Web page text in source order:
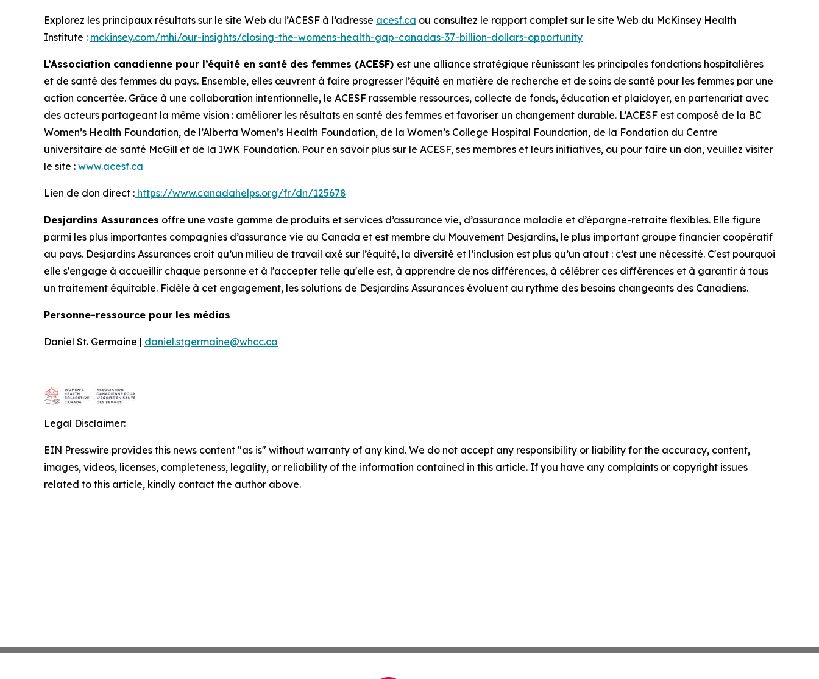
Explorez les principaux résultats sur le site Web du l’ACESF à l’adresse acesf.ca ou consultez le rapport complet sur le site Web du McKinsey Health
Institute : mckinsey.com/mhi/our-insights/closing-the-womens-health-gap-canadas-37-billion-dollars-opportunity
L’Association canadienne pour l’équité en santé des femmes (ACESF) est une alliance stratégique réunissant les principales fondations hospitalières
et de santé des femmes du pays. Ensemble, elles œuvrent à faire progresser l’équité en matière de recherche et de soins de santé pour les femmes par une
action concertée. Grâce à une collaboration intentionnelle, le ACESF rassemble ressources, collecte de fonds, éducation et plaidoyer, en partenariat avec
des acteurs partageant la même vision : améliorer les résultats en santé des femmes et favoriser un changement durable. L’ACESF est composé de la BC
Women’s Health Foundation, de l’Alberta Women’s Health Foundation, de la Women’s College Hospital Foundation, de la Fondation du Centre
universitaire de santé McGill et de la IWK Foundation. Pour en savoir plus sur le ACESF, ses membres et leurs initiatives, ou pour faire un don, veuillez visiter
le site : www.acesf.ca
Lien de don direct : https://www.canadahelps.org/fr/dn/125678
Desjardins Assurances offre une vaste gamme de produits et services d’assurance vie, d’assurance maladie et d’épargne-retraite flexibles. Elle figure
parmi les plus importantes compagnies d’assurance vie au Canada et est membre du Mouvement Desjardins, le plus important groupe financier coopératif
au pays. Desjardins Assurances croit qu’un milieu de travail axé sur l’équité, la diversité et l’inclusion est plus qu’un atout : c’est une nécessité. C'est pourquoi
elle s'engage à accueillir chaque personne et à l'accepter telle qu'elle est, à apprendre de nos différences, à célébrer ces différences et à garantir à tous
un traitement équitable. Fidèle à cet engagement, les solutions de Desjardins Assurances évoluent au rythme des besoins changeants des Canadiens.
Personne-ressource pour les médias
Daniel St. Germaine | daniel.stgermaine@whcc.ca
Legal Disclaimer:
EIN Presswire provides this news content "as is" without warranty of any kind. We do not accept any responsibility or liability for the accuracy, content,
images, videos, licenses, completeness, legality, or reliability of the information contained in this article. If you have any complaints or copyright issues
related to this article, kindly contact the author above.